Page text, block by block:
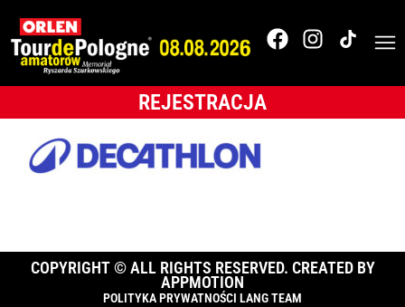
REJESTRACJA
decathlon-nagroda
COPYRIGHT © ALL RIGHTS RESERVED. CREATED BY
APPMOTION
POLITYKA PRYWATNOŚCI LANG TEAM